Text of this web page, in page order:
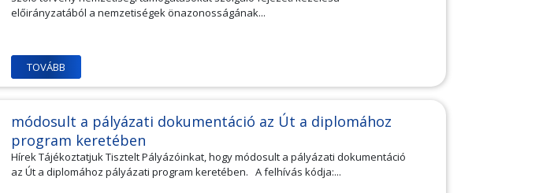
előirányzatából a nemzetiségek önazonosságának...
TOVÁBB
módosult a pályázati dokumentáció az Út a diplomához
program keretében
Hírek Tájékoztatjuk Tisztelt Pályázóinkat, hogy módosult a pályázati dokumentáció
az Út a diplomához pályázati program keretében. A felhívás kódja:...